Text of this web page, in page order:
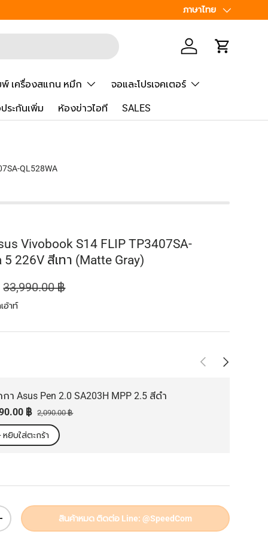
เพิ่มเพื่อนLine
ภาษา
ภาษาไทย
เข้าสู่ระบบรถเข็น
พ์ เครื่องสแกน หมึก จอและโปรเจคเตอร์
ระกันเพิ่ม ห้องข่าวไอที SALES
QL528WA
Vivobook S14 FLIP TP3407SA-
226V สีเทา (Matte Gray)
ราคาปกติ
33,990.00 ฿
อ้าท์
ก่อนหน้าถัดไป
า Asus Pen 2.0 SA203H MPP 2.5 สีดำ
ส่วนลด
฿ ราคาปกติ
2,090.00 ฿
หยิบใส่ตะกร้า
พิ่มจำนวน สินค้าหมด ติดต่อ Line: @SpeedCom